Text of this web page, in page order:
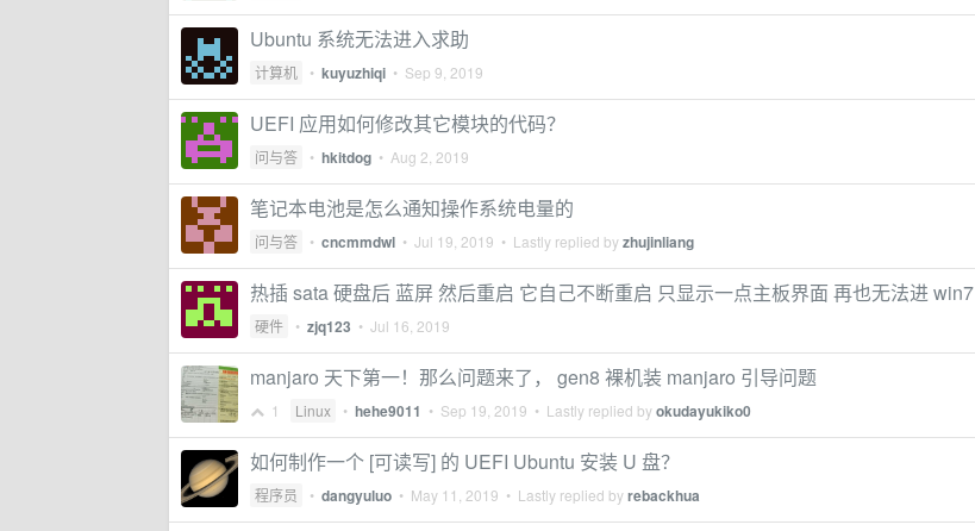
Ubuntu 系统无法进入求助
计算机 • kuyuzhiqi • Sep 9, 2019
UEFI 应用如何修改其它模块的代码？
问与答 • hkitdog • Aug 2, 2019
笔记本电池是怎么通知操作系统电量的
问与答 • cncmmdwl • Jul 19, 2019 • Lastly replied byzhujinliang
热插 sata 硬盘后 蓝屏 然后重启 它自己不断重启 只显示一点主板界面 再也无法进 win7
硬件 • zjq123 • Jul 16, 2019
manjaro 天下第一！那么问题来了， gen8 裸机装 manjaro 引导问题
1 Linux • hehe9011 • Sep 19, 2019 • Lastly replied byokudayukiko0
如何制作一个 [可读写] 的 UEFI Ubuntu 安装 U 盘？
程序员 • dangyuluo • May 11, 2019 • Lastly replied byrebackhua